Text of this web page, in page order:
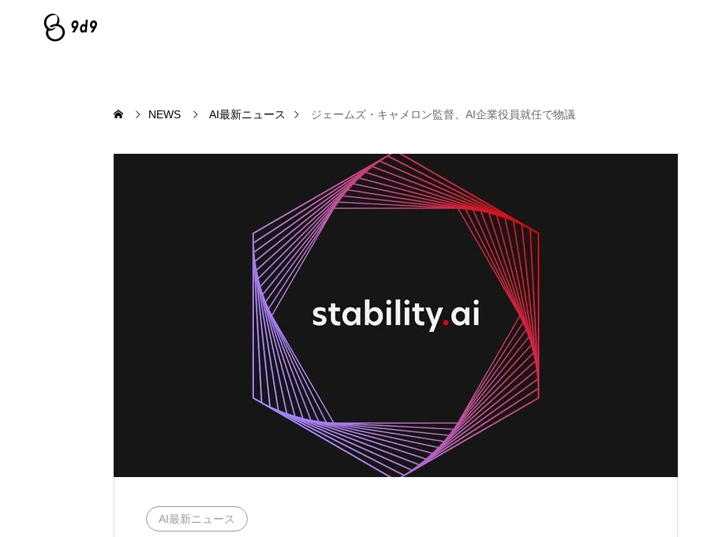
NEWS AI最新ニュース ジェームズ・キャメロン監督、AI企業役員就任で物議
AI最新ニュース
孫正義氏、生成AIの未来を語る：「日本